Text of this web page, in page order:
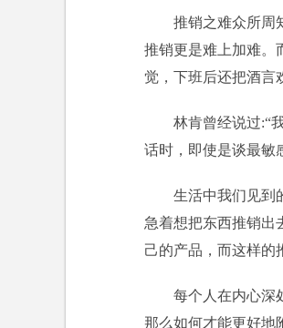
推销之难众所周
推销更是难上加难。
觉，下班后还把酒言
林肯曾经说过:“
话时，即使是谈最敏
生活中我们见到
急着想把东西推销出
己的产品，而这样的
每个人在内心深
那么如何才能更好地